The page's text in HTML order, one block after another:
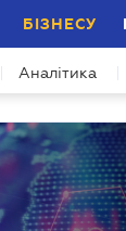
БІЗНЕСУ
Аналітика